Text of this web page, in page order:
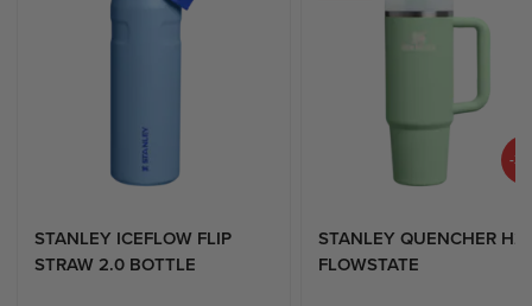
STANLEY ICEFLOW FLIP
STRAW 2.0 BOTTLE
-
STANLEY QUENCHER
FLOWSTATE